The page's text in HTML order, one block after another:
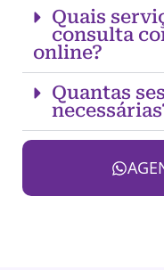
Quais
consulta
online?
Quantas